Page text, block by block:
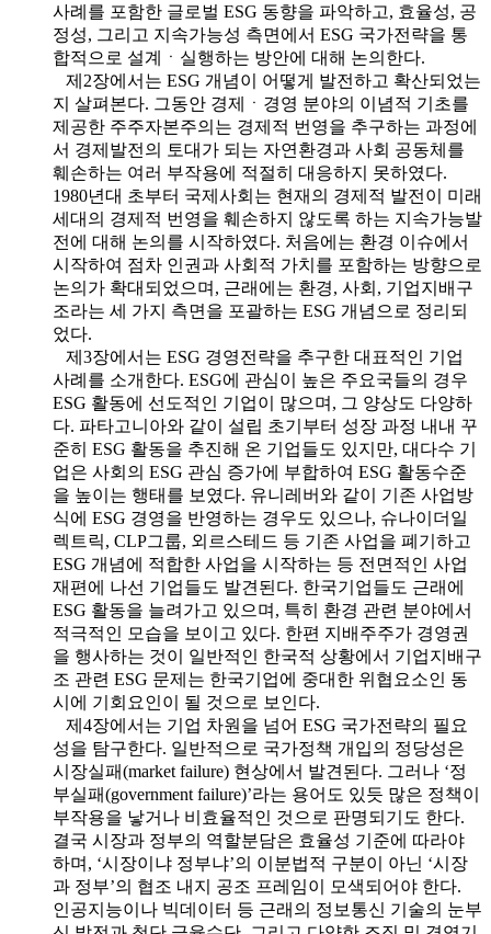
사례를 포함한 글로벌 ESG 동향을 파악하고, 효율성, 공
정성, 그리고 지속가능성 측면에서 ESG 국가전략을 통
합적으로 설계ㆍ실행하는 방안에 대해 논의한다.
제2장에서는 ESG 개념이 어떻게 발전하고 확산되었는
지 살펴본다. 그동안 경제ㆍ경영 분야의 이념적 기초를
제공한 주주자본주의는 경제적 번영을 추구하는 과정에
서 경제발전의 토대가 되는 자연환경과 사회 공동체를
훼손하는 여러 부작용에 적절히 대응하지 못하였다.
1980년대 초부터 국제사회는 현재의 경제적 발전이 미래
세대의 경제적 번영을 훼손하지 않도록 하는 지속가능발
전에 대해 논의를 시작하였다. 처음에는 환경 이슈에서
시작하여 점차 인권과 사회적 가치를 포함하는 방향으로
논의가 확대되었으며, 근래에는 환경, 사회, 기업지배구
조라는 세 가지 측면을 포괄하는 ESG 개념으로 정리되
었다.
제3장에서는 ESG 경영전략을 추구한 대표적인 기업
사례를 소개한다. ESG에 관심이 높은 주요국들의 경우
ESG 활동에 선도적인 기업이 많으며, 그 양상도 다양하
다. 파타고니아와 같이 설립 초기부터 성장 과정 내내 꾸
준히 ESG 활동을 추진해 온 기업들도 있지만, 대다수 기
업은 사회의 ESG 관심 증가에 부합하여 ESG 활동수준
을 높이는 행태를 보였다. 유니레버와 같이 기존 사업방
식에 ESG 경영을 반영하는 경우도 있으나, 슈나이더일
렉트릭, CLP그룹, 외르스테드 등 기존 사업을 폐기하고
ESG 개념에 적합한 사업을 시작하는 등 전면적인 사업
재편에 나선 기업들도 발견된다. 한국기업들도 근래에
ESG 활동을 늘려가고 있으며, 특히 환경 관련 분야에서
적극적인 모습을 보이고 있다. 한편 지배주주가 경영권
을 행사하는 것이 일반적인 한국적 상황에서 기업지배구
조 관련 ESG 문제는 한국기업에 중대한 위협요소인 동
시에 기회요인이 될 것으로 보인다.
제4장에서는 기업 차원을 넘어 ESG 국가전략의 필요
성을 탐구한다. 일반적으로 국가정책 개입의 정당성은
시장실패(market failure) 현상에서 발견된다. 그러나 ‘정
부실패(government failure)’라는 용어도 있듯 많은 정책이
부작용을 낳거나 비효율적인 것으로 판명되기도 한다.
결국 시장과 정부의 역할분담은 효율성 기준에 따라야
하며, ‘시장이냐 정부냐’의 이분법적 구분이 아닌 ‘시장
과 정부’의 협조 내지 공조 프레임이 모색되어야 한다.
인공지능이나 빅데이터 등 근래의 정보통신 기술의 눈부